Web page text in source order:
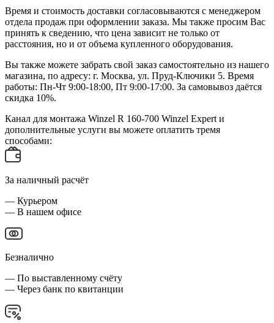
Время и стоимость доставки согласовываются с менеджером
отдела продаж при оформлении заказа. Мы также просим Вас
принять к сведению, что цена зависит не только от
расстояния, но и от объема купленного оборудования.
Вы также можете забрать свой заказ самостоятельно из нашего
магазина, по адресу: г. Москва, ул. Пруд-Ключики 5. Время
работы: Пн-Чт 9:00-18:00, Пт 9:00-17:00. За самовывоз даётся
скидка 10%.
Канал для монтажа Winzel R 160-700 Winzel Expert и
дополнительные услуги вы можете оплатить тремя
способами:
За наличный расчёт
— Курьером
— В нашем офисе
Безналично
— По выставленному счёту
— Через банк по квитанции